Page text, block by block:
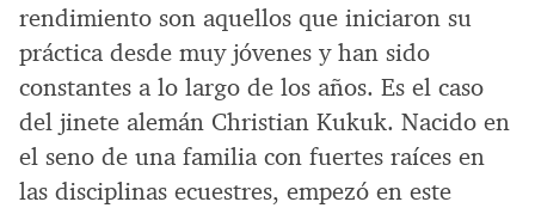
rendimiento son aquellos que iniciaron su
práctica desde muy jóvenes y han sido
constantes a lo largo de los años. Es el caso
del jinete alemán Christian Kukuk. Nacido en
el seno de una familia con fuertes raíces en
las disciplinas ecuestres, empezó en este